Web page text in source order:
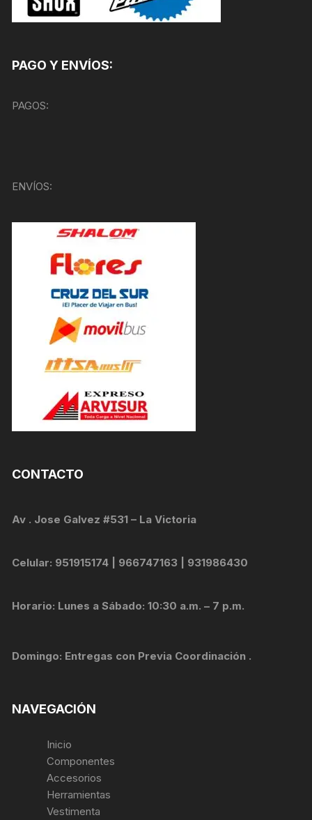
PAGO Y ENVÍOS:
PAGOS:
ENVÍOS:
CONTACTO
Av . Jose Galvez #531 – La Victoria
Celular: 951915174 | 966747163 | 931986430
Horario: Lunes a Sábado: 10:30 a.m. – 7 p.m.
Domingo: Entregas con Previa Coordinación .
NAVEGACIÓN
Inicio
Componentes
Accesorios
Herramientas
Vestimenta